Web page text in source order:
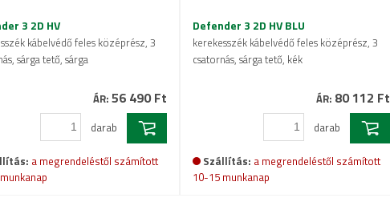
3 2D HV
kábelvédő feles középrész, 3
sárga tető, sárga
ÁR: 56 490 Ft
darab
a megrendeléstől számított
Defender 3 2D HV BLU
kerekesszék kábelvédő feles középrész, 3
csatornás, sárga tető, kék
ÁR: 80 112 Ft
darab
Szállítás: a megrendeléstől számított
10-15 munkanap